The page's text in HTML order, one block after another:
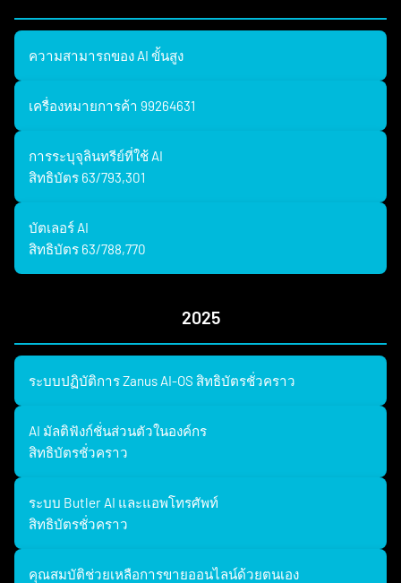
ความสามารถของ AI ขั้นสูง
เครื่องหมายการค้า 99264631
การระบุจุลินทรีย์ที่ใช้ AI
สิทธิบัตร 63/793,301
บัตเลอร์ AI
สิทธิบัตร 63/788,770
2025
ระบบปฏิบัติการ Zanus AI-OS สิทธิบัตรชั่วคราว
AI มัลติฟังก์ชั่นส่วนตัวในองค์กร
สิทธิบัตรชั่วคราว
ระบบ Butler AI และแอพโทรศัพท์
สิทธิบัตรชั่วคราว
คุณสมบัติช่วยเหลือการขายออนไลน์ด้วยตนเอง